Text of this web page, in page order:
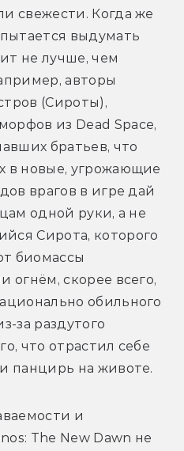
свежести. Когда же
выдумать
не лучше, чем
авторы
(Сироты),
из Dead Space,
братьев, что
в новые, угрожающие
врагов в игре дай
одной руки, а не
Сирота, которого
биомассы
огнём, скорее всего,
обильного
за раздутого
что отрастил себе
панцирь на животе.
и
The New Dawn не